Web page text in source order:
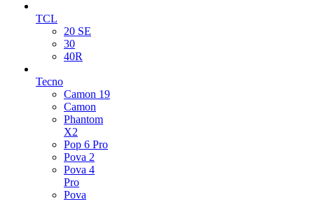
TCL
20 SE
30
40R
Tecno
Camon 19
Camon
Phantom
X2
Pop 6 Pro
Pova 2
Pova 4
Pro
Pova